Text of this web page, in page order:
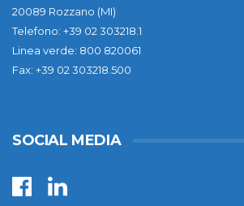
20089 Rozzano (MI)
Telefono: +39 02 303218.1
Linea verde: 800 820061
Fax: +39 02 303218.500
SOCIAL MEDIA